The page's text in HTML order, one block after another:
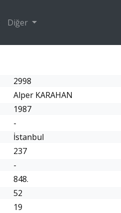
Diğer
2998
Alper KARAHAN
1987
-
İstanbul
237
-
848.
52
19